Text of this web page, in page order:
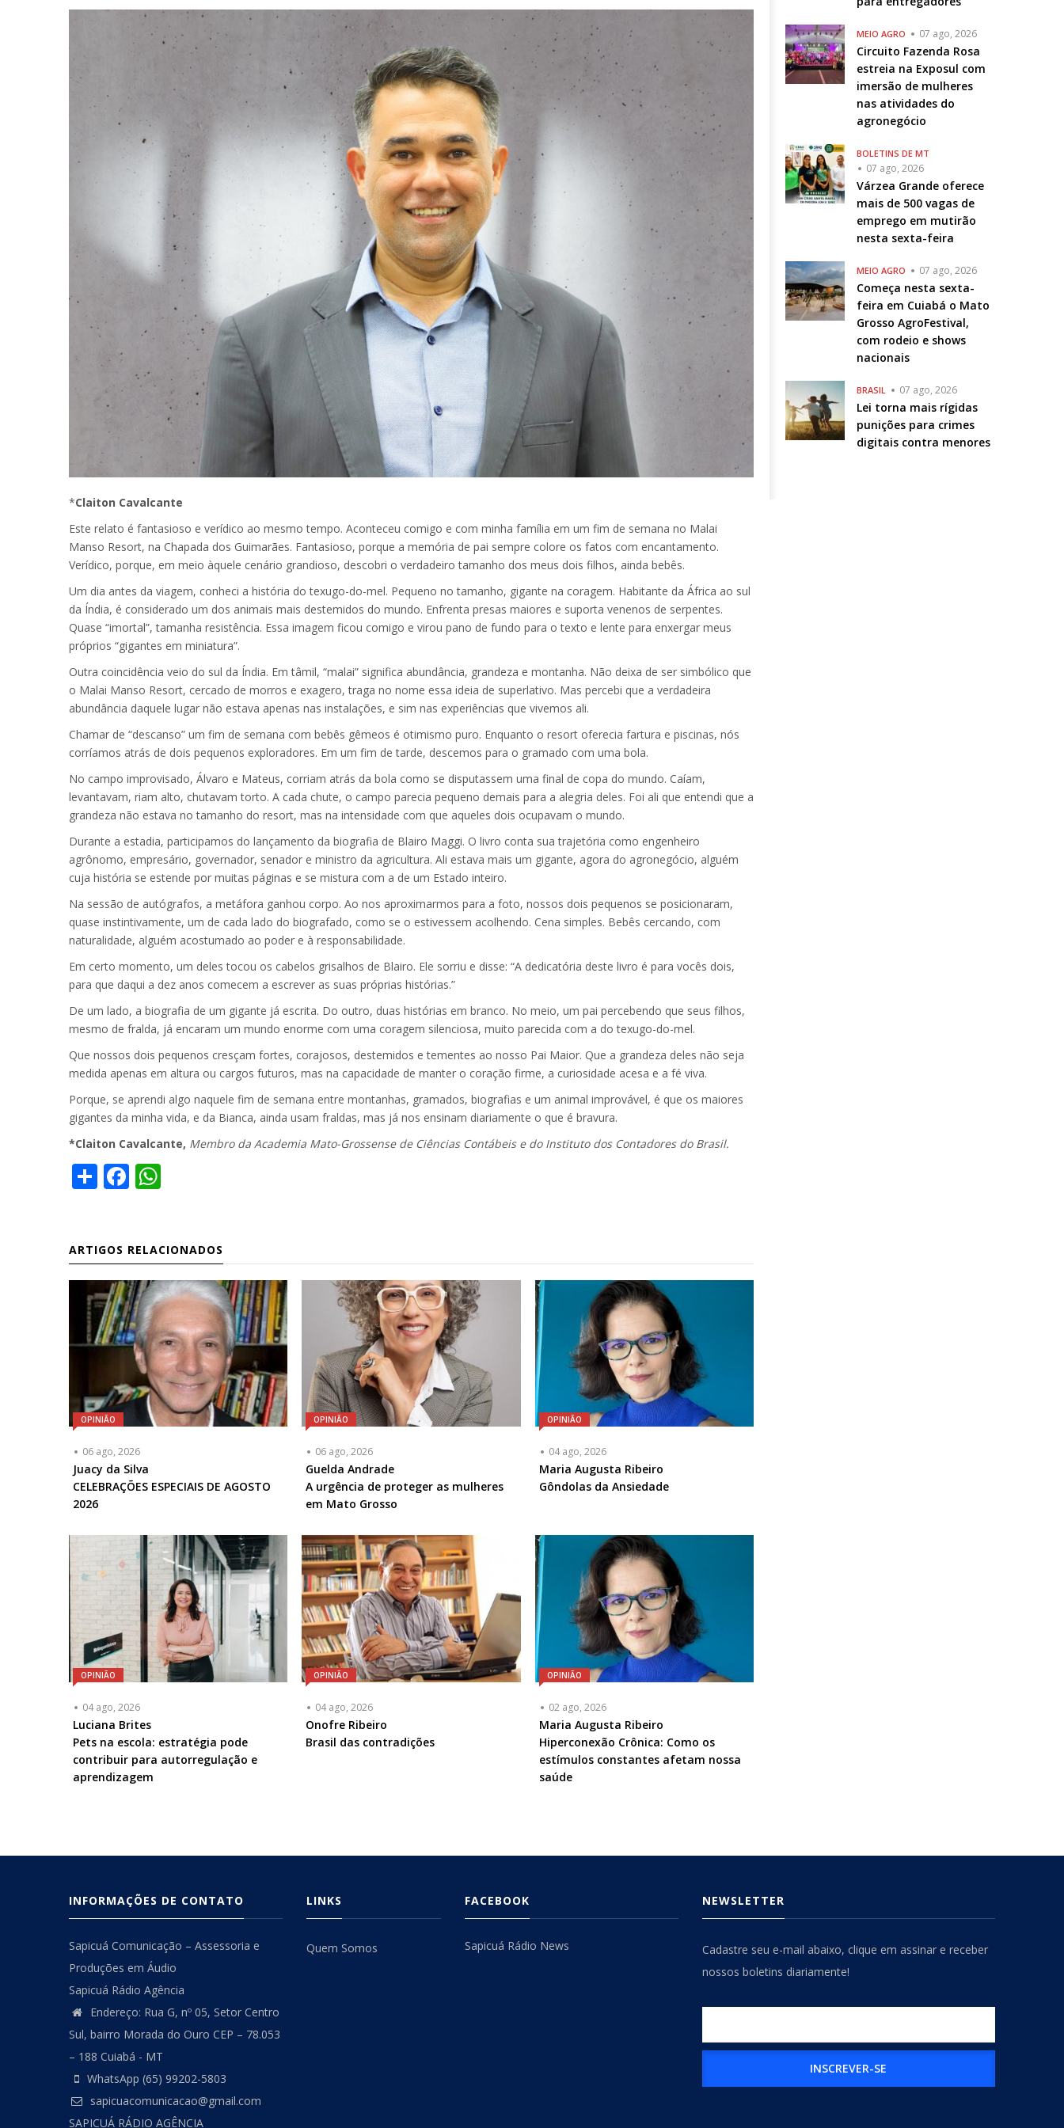
*Claiton Cavalcante
Este relato é fantasioso e verídico ao mesmo tempo. Aconteceu comigo e com minha família em um fim de semana no Malai
Manso Resort, na Chapada dos Guimarães. Fantasioso, porque a memória de pai sempre colore os fatos com encantamento.
Verídico, porque, em meio àquele cenário grandioso, descobri o verdadeiro tamanho dos meus dois filhos, ainda bebês.
Um dia antes da viagem, conheci a história do texugo-do-mel. Pequeno no tamanho, gigante na coragem. Habitante da África ao sul
da Índia, é considerado um dos animais mais destemidos do mundo. Enfrenta presas maiores e suporta venenos de serpentes.
Quase “imortal”, tamanha resistência. Essa imagem ficou comigo e virou pano de fundo para o texto e lente para enxergar meus
próprios “gigantes em miniatura”.
Outra coincidência veio do sul da Índia. Em tâmil, “malai” significa abundância, grandeza e montanha. Não deixa de ser simbólico que
o Malai Manso Resort, cercado de morros e exagero, traga no nome essa ideia de superlativo. Mas percebi que a verdadeira
abundância daquele lugar não estava apenas nas instalações, e sim nas experiências que vivemos ali.
Chamar de “descanso” um fim de semana com bebês gêmeos é otimismo puro. Enquanto o resort oferecia fartura e piscinas, nós
corríamos atrás de dois pequenos exploradores. Em um fim de tarde, descemos para o gramado com uma bola.
No campo improvisado, Álvaro e Mateus, corriam atrás da bola como se disputassem uma final de copa do mundo. Caíam,
levantavam, riam alto, chutavam torto. A cada chute, o campo parecia pequeno demais para a alegria deles. Foi ali que entendi que a
grandeza não estava no tamanho do resort, mas na intensidade com que aqueles dois ocupavam o mundo.
Durante a estadia, participamos do lançamento da biografia de Blairo Maggi. O livro conta sua trajetória como engenheiro
agrônomo, empresário, governador, senador e ministro da agricultura. Ali estava mais um gigante, agora do agronegócio, alguém
cuja história se estende por muitas páginas e se mistura com a de um Estado inteiro.
Na sessão de autógrafos, a metáfora ganhou corpo. Ao nos aproximarmos para a foto, nossos dois pequenos se posicionaram,
quase instintivamente, um de cada lado do biografado, como se o estivessem acolhendo. Cena simples. Bebês cercando, com
naturalidade, alguém acostumado ao poder e à responsabilidade.
Em certo momento, um deles tocou os cabelos grisalhos de Blairo. Ele sorriu e disse: “A dedicatória deste livro é para vocês dois,
para que daqui a dez anos comecem a escrever as suas próprias histórias.”
De um lado, a biografia de um gigante já escrita. Do outro, duas histórias em branco. No meio, um pai percebendo que seus filhos,
mesmo de fralda, já encaram um mundo enorme com uma coragem silenciosa, muito parecida com a do texugo-do-mel.
Que nossos dois pequenos cresçam fortes, corajosos, destemidos e tementes ao nosso Pai Maior. Que a grandeza deles não seja
medida apenas em altura ou cargos futuros, mas na capacidade de manter o coração firme, a curiosidade acesa e a fé viva.
Porque, se aprendi algo naquele fim de semana entre montanhas, gramados, biografias e um animal improvável, é que os maiores
gigantes da minha vida, e da Bianca, ainda usam fraldas, mas já nos ensinam diariamente o que é bravura.
*Claiton Cavalcante, Membro da Academia Mato-Grossense de Ciências Contábeis e do Instituto dos Contadores do Brasil.
ShareFacebook
ARTIGOS RELACIONADOS
OPINIÃO
06 ago, 2026
Articulista
ou
Chamada
Opcional
Juacy da Silva
CELEBRAÇÕES ESPECIAIS DE AGOSTO
2026
OPINIÃO
06 ago, 2026
Articulista
ou
Chamada
Opcional
Guelda Andrade
A urgência de proteger as mulheres
em Mato Grosso
OPINIÃO
04 ago, 2026
Articulista
ou
Opcional
Maria Augusta Ribeiro
Gôndolas da Ansiedade
OPINIÃO
04 ago, 2026
Articulista
ou
Chamada
-
Luciana Brites
Pets na escola: estratégia pode
contribuir para autorregulação e
aprendizagem
OPINIÃO
04 ago, 2026
Articulista
ou
Onofre Ribeiro
Brasil das contradições
OPINIÃO
02 ago, 2026
Articulista
ou
Chamada
-
Maria Augusta Ribeiro
Hiperconexão Crônica: Como os
estímulos constantes afetam nossa
saúde
MEIO AGRO 07 ago, 2026
Circuito Fazenda Rosa
estreia na Exposul com
imersão de mulheres
nas atividades do
agronegócio
BOLETINS DE MT
07 ago, 2026
Várzea Grande oferece
mais de 500 vagas de
emprego em mutirão
nesta sexta-feira
MEIO AGRO 07 ago, 2026
Começa nesta sexta-
feira em Cuiabá o Mato
Grosso AgroFestival,
com rodeio e shows
nacionais
BRASIL 07 ago, 2026
Lei torna mais rígidas
punições para crimes
digitais contra menores
INFORMAÇÕES DE CONTATO
Sapicuá Comunicação – Assessoria e
Produções em Áudio
Sapicuá Rádio Agência
Endereço: Rua G, nº 05, Setor Centro
Sul, bairro Morada do Ouro CEP – 78.053
– 188 Cuiabá - MT
WhatsApp (65) 99202-5803
sapicuacomunicacao@gmail.com
SAPICUÁ RÁDIO AGÊNCIA
LINKS
Quem Somos
FACEBOOK
Sapicuá Rádio News
NEWSLETTER
Cadastre seu e-mail abaixo, clique em assinar e receber
nossos boletins diariamente!